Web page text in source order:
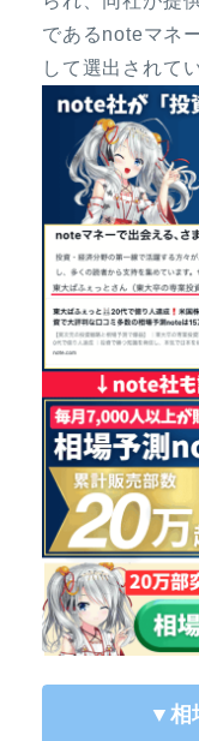
であるnoteマネ
して選出されて
▼相